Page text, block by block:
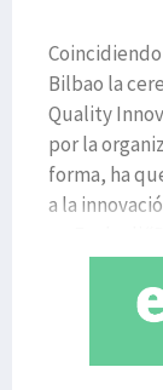
Bilbao la
Quality
por la
forma, ha
a la